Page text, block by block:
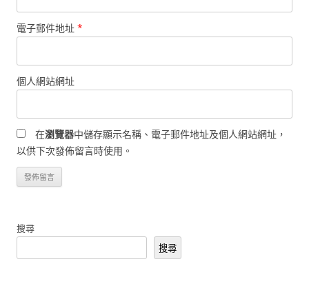
電子郵件地址 *
個人網站網址
在瀏覽器中儲存顯示名稱、電子郵件地址及個人網站網址，
以供下次發佈留言時使用。
搜尋
搜尋